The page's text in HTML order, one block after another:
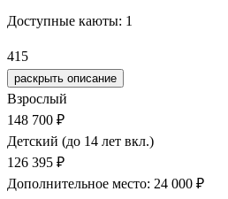
Доступные каюты: 1
415
раскрыть описание
Взрослый
148 700 ₽
Детский (до 14 лет вкл.)
126 395 ₽
Дополнительное место: 24 000 ₽